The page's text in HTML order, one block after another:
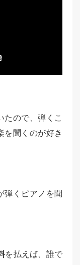
たので、弾くこ
を聞くのが好き
弾くピアノを聞
を払えば、誰で